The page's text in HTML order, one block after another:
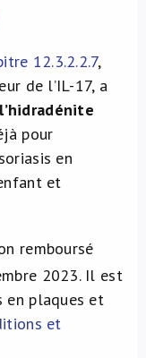
12.3.2.2.7,
de l’IL-17, a
pour
en
et
remboursé
2023. Il est
en plaques et
et